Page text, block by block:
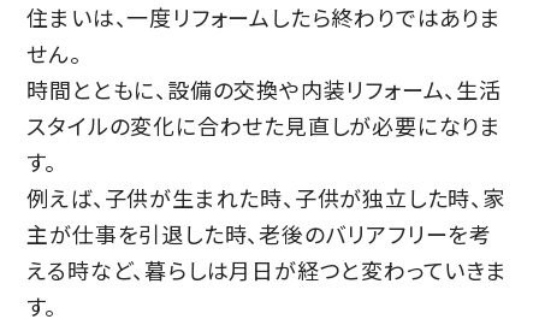
住まいは、一度リフォームしたら終わりではありま
せん。
時間とともに、設備の交換や内装リフォーム、生活
スタイルの変化に合わせた見直しが必要になりま
す。
例えば、子供が生まれた時、子供が独立した時、家
主が仕事を引退した時、老後のバリアフリーを考
える時など、暮らしは月日が経つと変わっていきま
す。